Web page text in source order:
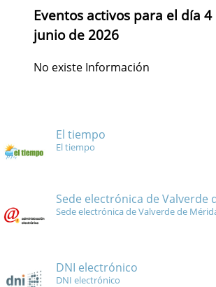
Eventos activos para el día 4
junio de 2026
No existe Información
El tiempo
El tiempo
Sede electrónica de Valverde
Sede electrónica de Valverde de
DNI electrónico
DNI electrónico